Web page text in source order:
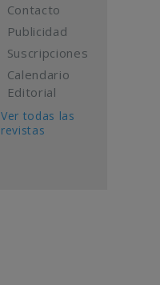
Contacto
Publicidad
Suscripciones
Calendario
Editorial
Ver todas las
revistas